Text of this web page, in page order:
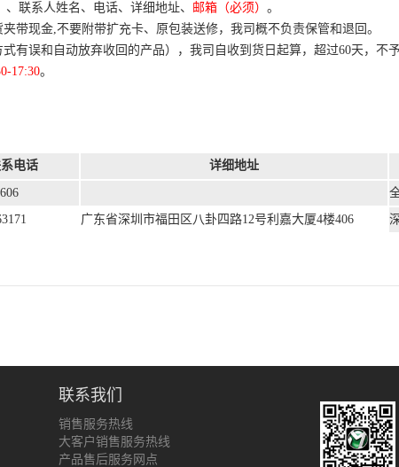
、联系人姓名、电话、详细地址、 邮箱（必须） 。
带现金,不要附带扩充卡、原包装送修，我司概不负责保管和退回。
有误和自动放弃收回的产品），我司自收到货日起算，超过60天，不予
17:30。
电话 详细地址
广东省深圳市福田区八卦四路12号利嘉大厦4楼406
联系我们
销售服务热线
大客户销售服务热线
产品售后服务网点